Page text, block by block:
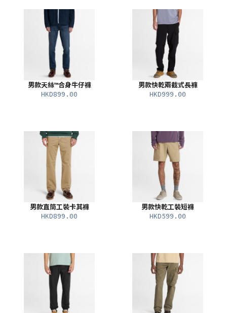
男款天絲™合身牛仔褲
HKD899.00
男款快乾兩截式長褲
HKD999.00
男款直筒工裝卡其褲
HKD899.00
男款快乾工裝短褲
HKD599.00